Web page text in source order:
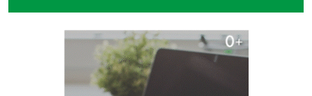
Более тысячи новосибирцев открыли День
Губернатор Андрей Травников подравил новосибирцев с
Днем физкультурника